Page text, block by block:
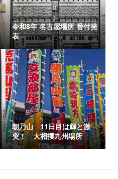
令和8年 名古屋場所 番付発
表
朝乃山 11日目は輝と激
突！ 大相撲九州場所